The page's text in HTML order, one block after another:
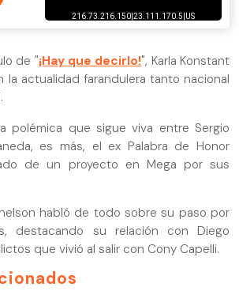
de "¡Hay que decirlo!", Karla Konstant
la actualidad farandulera tanto nacional
polémica que sigue viva entre Sergio
es más, el ex Palabra de Honor
de un proyecto en Mega por sus
habló de todo sobre su paso por
destacando su relación con Diego
que vivió al salir con Cony Capelli.